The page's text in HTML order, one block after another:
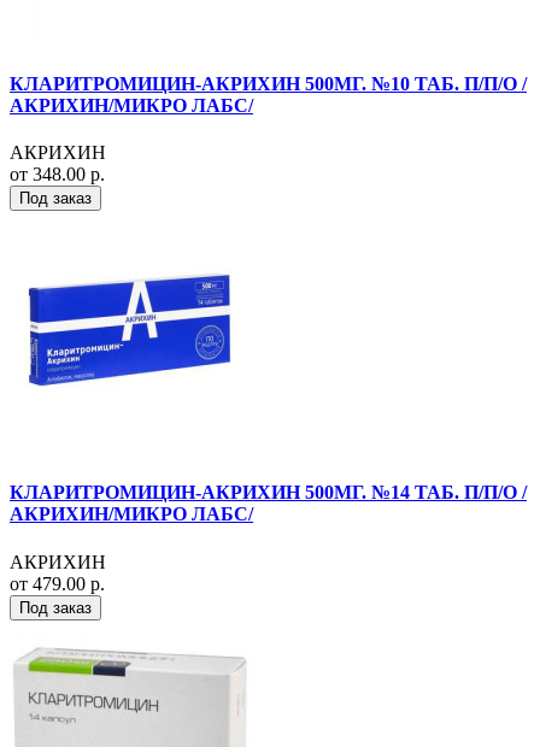
КЛАРИТРОМИЦИН-АКРИХИН 500МГ. №10 ТАБ. П/П/О /
АКРИХИН/МИКРО ЛАБС/
АКРИХИН
от 348.00 р.
Под заказ
КЛАРИТРОМИЦИН-АКРИХИН 500МГ. №14 ТАБ. П/П/О /
АКРИХИН/МИКРО ЛАБС/
АКРИХИН
от 479.00 р.
Под заказ